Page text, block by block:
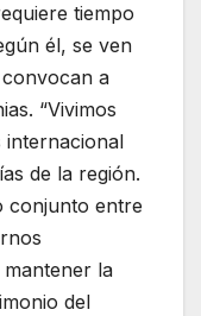
tiempo
él, se ven
a
“Vivimos
internacional
de la región.
conjunto entre
la
del